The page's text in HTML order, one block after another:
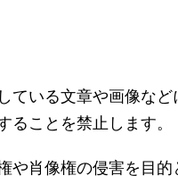
ている文章や画像など
ることを禁止します。
や肖像権の侵害を目的